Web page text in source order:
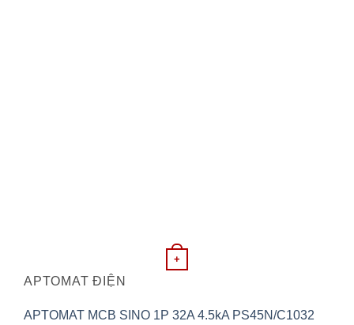
+
APTOMAT ĐIỆN
APTOMAT MCB SINO 1P 32A 4.5kA PS45N/C1032